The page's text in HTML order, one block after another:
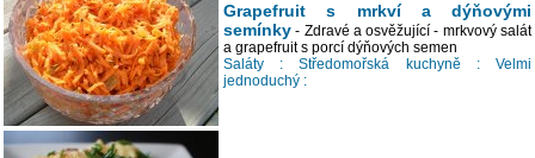
Grapefruit s mrkví a dýňovými
semínky - Zdravé a osvěžující - mrkvový salát
a grapefruit s porcí dýňových semen
Saláty :
Středomořská kuchyně :
Velmi
jednoduchý :